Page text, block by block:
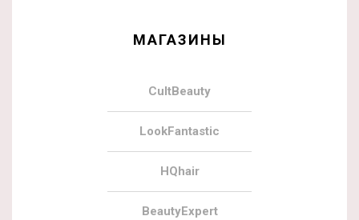
МАГАЗИНЫ
CultBeauty
LookFantastic
HQhair
BeautyExpert